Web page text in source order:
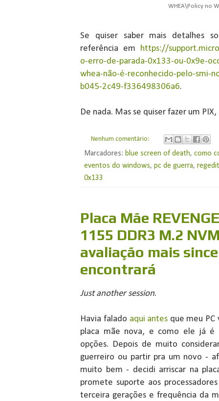
WHEA\Policy no
Se quiser saber mais detalhes
referência em https://
o-erro-de-parada-0x133-ou-0x9e-
whea-não-é-reconhecido-pelo-smi-
b045-2c49-f336498306a6.
De nada. Mas se quiser fazer um PIX,
Nenhum comentário:
Marcadores: blue screen of death,como
eventos do windows,pc de guerra,
0x133
Placa Mãe
1155 DDR3 M.2
avaliação mais
encontrará
Just another session.
Havia falado aqui antes que meu
placa mãe nova, e como ele já é
opções. Depois de muito
guerreiro ou partir pra um novo -
muito bem - decidi arriscar na
promete suporte aos
terceira gerações e frequência da